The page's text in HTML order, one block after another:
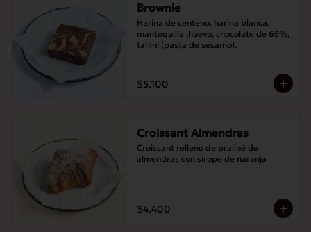
Brownie
Harina de centeno, harina blanca,
mantequilla ,huevo, chocolate de 65%,
tahini (pasta de sésamo).
$5.100
Croissant Almendras
Croissant relleno de praliné de
almendras con sirope de naranja
$4.400